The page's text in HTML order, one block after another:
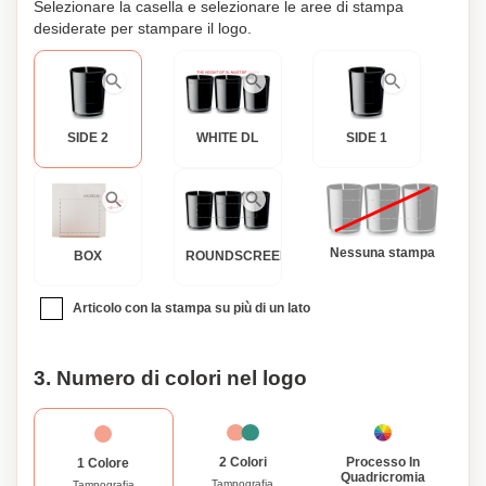
Selezionare la casella e selezionare le aree di stampa
desiderate per stampare il logo.
SIDE 2 WHITE DL SIDE 1
BOX ROUNDSCREEN Nessuna stampa
Articolo con la stampa su più di un lato
3. Numero di colori nel logo
1 Colore 2 Colori
Processo In
Quadricromia